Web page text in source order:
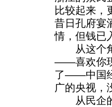
比较起来，
昔日孔府宴
情，但钱已
从这个角
——喜欢你
了——中国
广的央视，
从民企的